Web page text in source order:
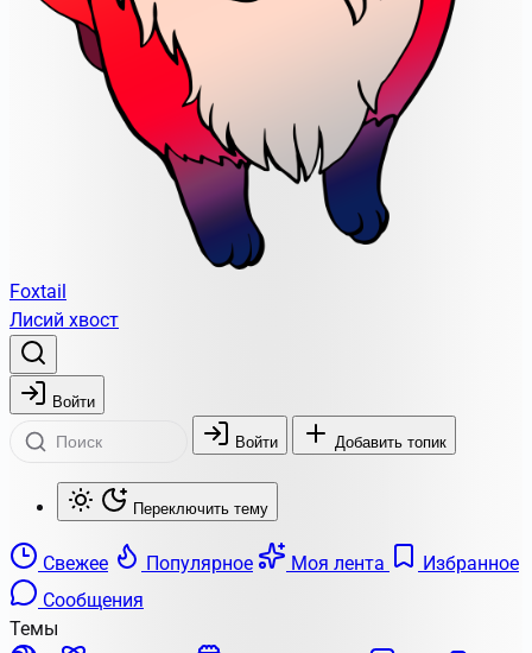
Foxtail
Лисий хвост
Войти
Войти Добавить топик
Переключить тему
Свежее Популярное Моя лента
Избранное
Сообщения
Темы